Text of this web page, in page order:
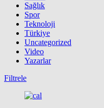
Sağlık
Spor
Teknoloji
Türkiye
Uncategorized
Video
Yazarlar
Filtrele